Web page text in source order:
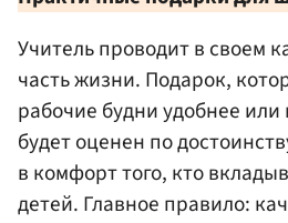
Учитель проводит в своем
часть жизни. Подарок,
рабочие будни удобнее
будет оценен по
в комфорт того, кто
детей. Главное правило: